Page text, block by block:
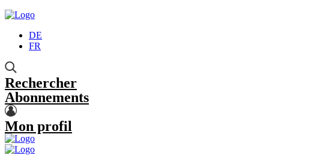
DE
FR
Rechercher
Abonnements
Mon profil